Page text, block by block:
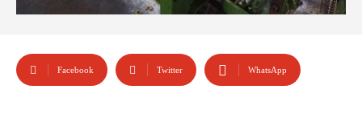
Facebook Twitter WhatsApp